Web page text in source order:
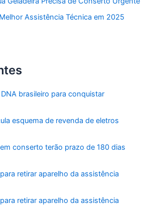
Assistência Técnica em 2025
brasileiro para conquistar
esquema de revenda de eletros
conserto terão prazo de 180 dias
retirar aparelho da assistência
retirar aparelho da assistência